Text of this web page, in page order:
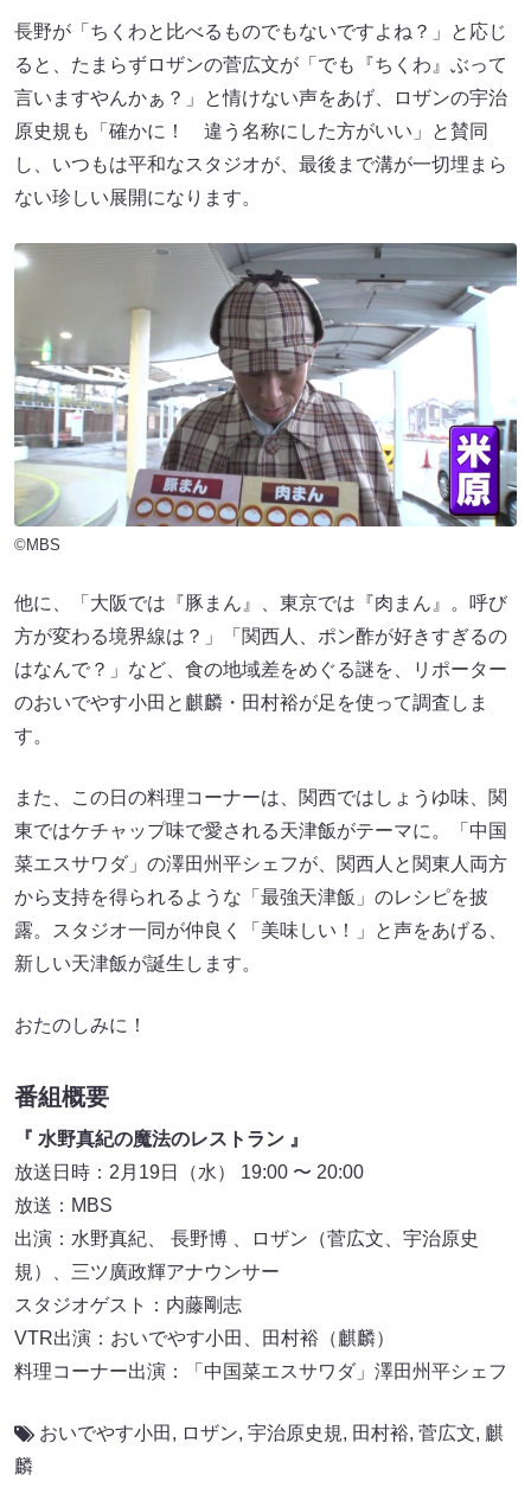
長野が「ちくわと比べるものでもないですよね？」と応じ
ると、たまらずロザンの菅広文が「でも『ちくわ』ぶって
言いますやんかぁ？」と情けない声をあげ、ロザンの宇治
原史規も「確かに！ 違う名称にした方がいい」と賛同
し、いつもは平和なスタジオが、最後まで溝が一切埋まら
ない珍しい展開になります。
©MBS
他に、「大阪では『豚まん』、東京では『肉まん』。呼び
方が変わる境界線は？」「関西人、ポン酢が好きすぎるの
はなんで？」など、食の地域差をめぐる謎を、リポーター
のおいでやす小田と麒麟・田村裕が足を使って調査しま
す。
また、この日の料理コーナーは、関西ではしょうゆ味、関
東ではケチャップ味で愛される天津飯がテーマに。「中国
菜エスサワダ」の澤田州平シェフが、関西人と関東人両方
から支持を得られるような「最強天津飯」のレシピを披
露。スタジオ一同が仲良く「美味しい！」と声をあげる、
新しい天津飯が誕生します。
おたのしみに！
番組概要
『 水野真紀の魔法のレストラン 』
放送日時：2月19日（水） 19:00 〜 20:00
放送：MBS
出演：水野真紀、 長野博 、ロザン（菅広文、宇治原史
規）、三ツ廣政輝アナウンサー
スタジオゲスト：内藤剛志
VTR出演：おいでやす小田、田村裕（麒麟）
料理コーナー出演：「中国菜エスサワダ」澤田州平シェフ
おいでやす小田 , ロザン, 宇治原史規, 田村裕, 菅広文, 麒
麟